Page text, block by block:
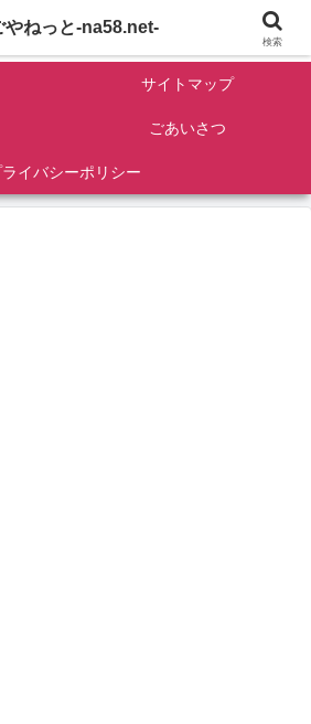
介/バンコンDIY/ゴロマル・よっちゃん夫婦のド
サイトマップ
ごあいさつ
ライバシーポリシー
やねっと-na58.net-
検索